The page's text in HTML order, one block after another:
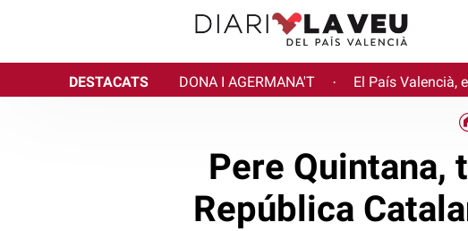
DESTACATS DONA I AGERMANA'T · El País Valencià,
Pere Quintana,
República